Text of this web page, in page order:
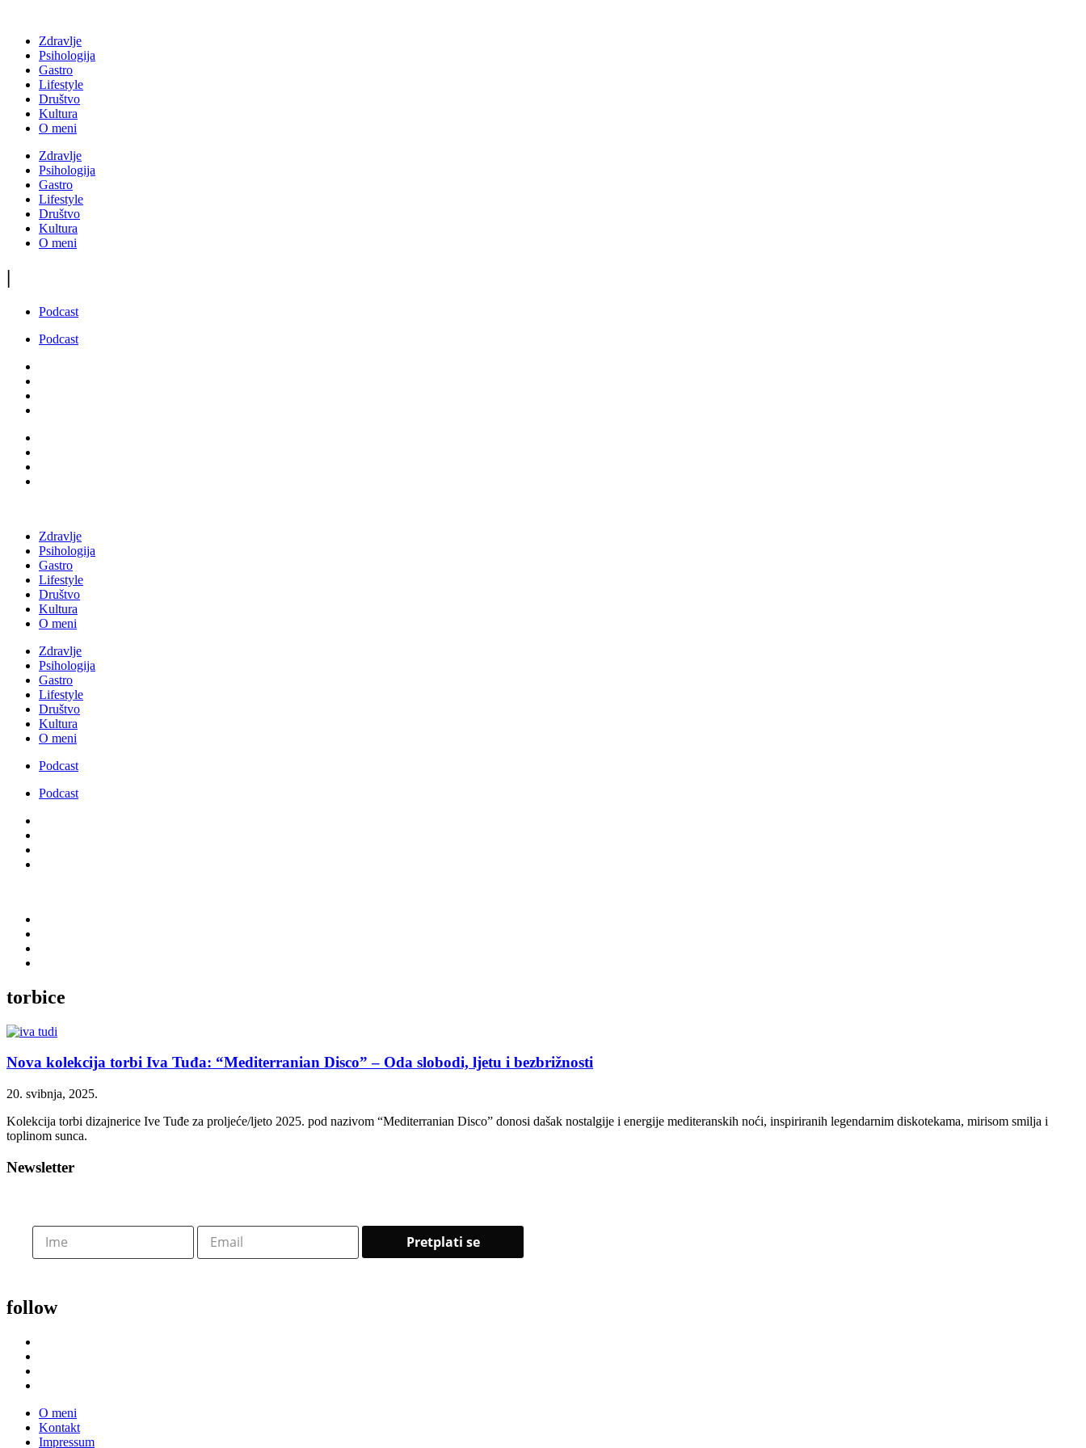
Zdravlje
Psihologija
Gastro
Lifestyle
Društvo
Kultura
O meni
Zdravlje
Psihologija
Gastro
Lifestyle
Društvo
Kultura
O meni
|
Podcast
Podcast
Zdravlje
Psihologija
Gastro
Lifestyle
Društvo
Kultura
O meni
Zdravlje
Psihologija
Gastro
Lifestyle
Društvo
Kultura
O meni
Podcast
Podcast
torbice
Nova kolekcija torbi Iva Tuđa: “Mediterranian Disco” – Oda slobodi, ljetu i bezbrižnosti
20. svibnja, 2025.
Kolekcija torbi dizajnerice Ive Tuđe za proljeće/ljeto 2025. pod nazivom “Mediterranian Disco” donosi dašak nostalgije i energije mediteranskih noći, inspiriranih legendarnim diskotekama, mirisom smilja i
toplinom sunca.
Newsletter
follow
O meni
Kontakt
Impressum